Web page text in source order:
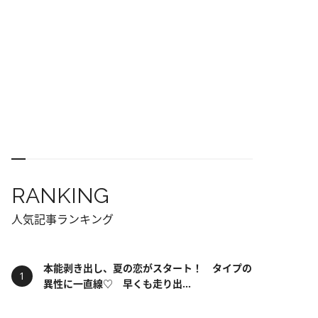
RANKING
人気記事ランキング
本能剥き出し、夏の恋がスタート！ タイプの
異性に一直線♡ 早くも走り出...